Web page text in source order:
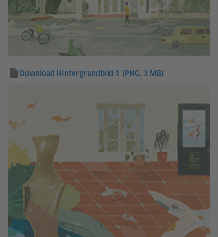
Download Hintergrundbild 1 (PNG, 3 MB)